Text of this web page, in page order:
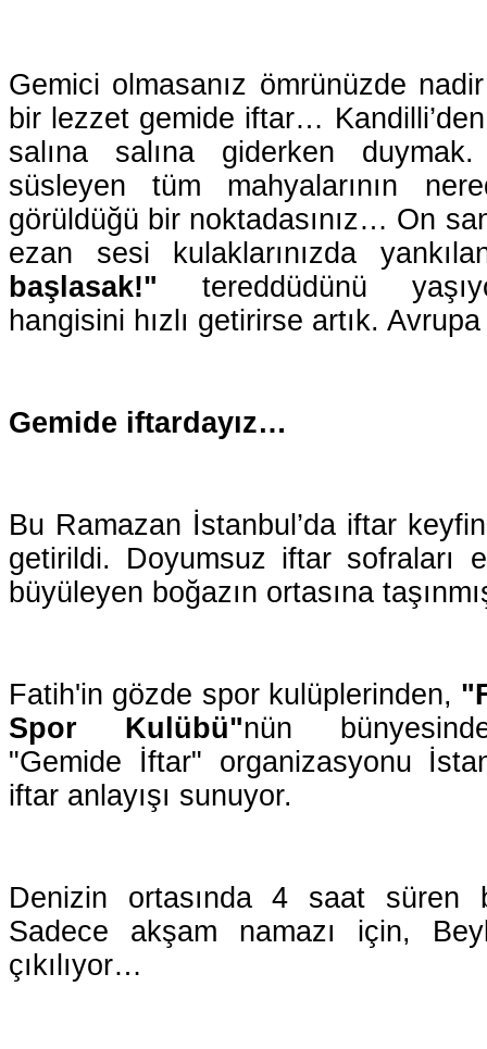
Gemici olmasanız ömrünüzde
bir lezzet gemide iftar…
salına salına giderken
süsleyen tüm mahyalarının
görüldüğü bir noktadasınız… On
ezan sesi kulaklarınızda
başlasak!" tereddüdünü
hangisini hızlı getirirse artık.
Gemide iftardayız…
Bu Ramazan İstanbul’da iftar
getirildi. Doyumsuz iftar sofraları
büyüleyen boğazın ortasına
Fatih'in gözde spor kulüplerinden,
Spor Kulübü"nün
"Gemide İftar" organizasyonu
iftar anlayışı sunuyor.
Denizin ortasında 4 saat süren
Sadece akşam namazı için,
çıkılıyor…